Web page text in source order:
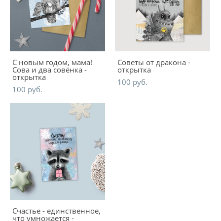
С новым годом, мама!
Сова и два совёнка -
открытка
100 pуб.
Советы от дракона -
открытка
100 pуб.
Счастье - единственное,
что умножается -